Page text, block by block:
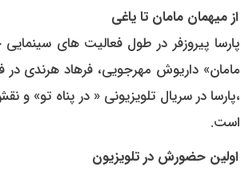
از میهمان مامان تا یاغی
پارسا پیروزفر در طول فعالیت های
مامان» داریوش مهرجویی، فرهاد هرندی در
است.
اولین حضورش در تلویزیون